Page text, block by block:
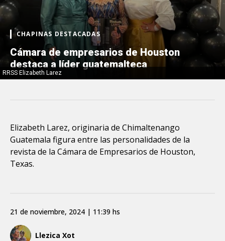
RRSS Elizabeth Larez
CHAPINAS DESTACADAS
Cámara de empresarios de Houston
destaca a líder guatemalteca
Elizabeth Larez, originaria de Chimaltenango
Guatemala figura entre las personalidades de la
revista de la Cámara de Empresarios de Houston,
Texas.
Llezica Xot
21 de noviembre, 2024 | 11:39 hs